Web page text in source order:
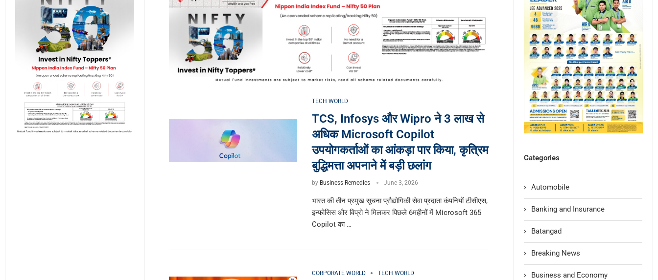
TECH WORLD
TCS, Infosys और Wipro ने 3 लाख से
अधिक Microsoft Copilot
उपयोगकर्ताओं का आंकड़ा पार किया, कृत्रिम
बुद्धिमत्ता अपनाने में बड़ी छलांग
by Business Remedies June 3, 2026
भारत की तीन प्रमुख सूचना प्रौद्योगिकी सेवा प्रदाता कंपनियों टीसीएस,
इन्फोसिस और विप्रो ने मिलकर पिछले 6महीनों में Microsoft 365
Copilot का …
CORPORATE WORLD TECH WORLD
Categories
Automobile
Banking and Insurance
Batangad
Breaking News
Business and Economy